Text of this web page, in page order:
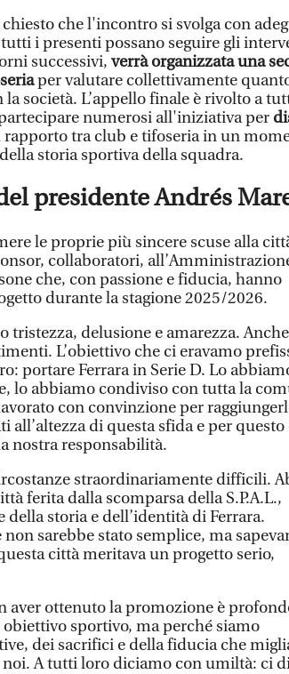
che l'incontro si svolga con
i presenti possano seguire gli
successivi, verrà organizzata una
per valutare collettivamente
società. L’appello finale è rivolto a
numerosi all'iniziativa per
rapporto tra club e tifoseria in un
storia sportiva della squadra.
presidente Andrés
le proprie più sincere scuse alla
collaboratori,
che, con passione e fiducia, hanno
durante la stagione 2025/2026.
tristezza, delusione e amarezza.
L’obiettivo che ci eravamo
portare Ferrara in Serie D. Lo
lo abbiamo condiviso con tutta la
con convinzione per
all’altezza di questa sfida e per questo
nostra responsabilità.
straordinariamente difficili.
ferita dalla scomparsa della S.P.A.L.,
della storia e dell’identità di Ferrara.
sarebbe stato semplice, ma
città meritava un progetto serio,
aver ottenuto la promozione è
sportivo, ma perché siamo
dei sacrifici e della fiducia che
A tutti loro diciamo con umiltà: ci